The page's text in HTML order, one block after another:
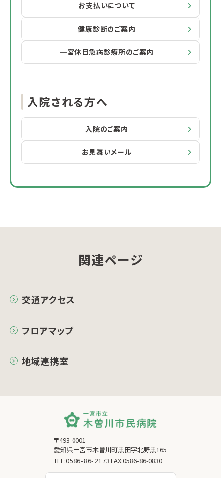
お支払いについて
健康診断のご案内
一宮休日急病診療所のご案内
入院される方へ
入院のご案内
お見舞いメール
関連ページ
交通アクセス
フロアマップ
地域連携室
〒493-0001
愛知県一宮市木曽川町黒田字北野黒165
TEL:0586-86-2173 FAX:0586-86-0830